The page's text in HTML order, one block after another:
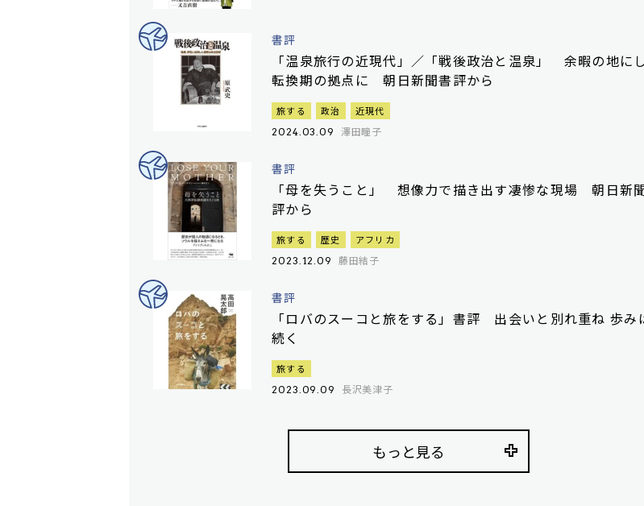
書評
「温泉旅行の近現代」／「戦後政治と温泉」 余暇の地に
転換期の拠点に 朝日新聞書評から
旅する 政治 近現代
2024.03.09 澤田瞳子
書評
「母を失うこと」 想像力で描き出す凄惨な現場 朝日新
評から
旅する 歴史 アフリカ
2023.12.09 藤田結子
書評
「ロバのスーコと旅をする」書評 出会いと別れ重ね 歩み
続く
旅する
2023.09.09 長沢美津子
もっと見る